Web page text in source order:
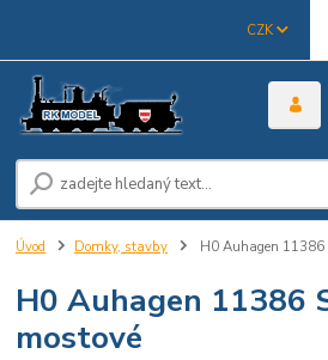
CZK
Úvod Domky, stavby H0 Auhagen 11386
H0 Auhagen 11386
mostové